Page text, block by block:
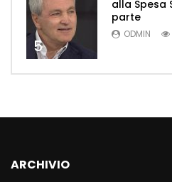
5
alla Spesa
parte
ODMIN
ARCHIVIO